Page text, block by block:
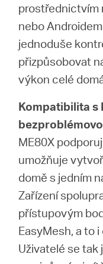
prostřednictvím
nebo
jednoduše
přizpůsobovat
výkon celé
Kompatibilita s
ME80X
umožňuje
domě s jedním
Zařízení
přístupovým
EasyMesh, a to
Uživatelé se